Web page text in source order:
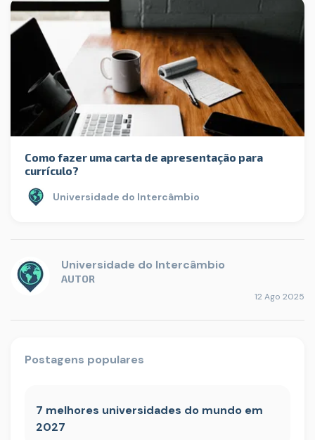
Como fazer uma carta de apresentação para
currículo?
Universidade do Intercâmbio
Universidade do Intercâmbio
AUTOR
12 Ago 2025
Postagens populares
7 melhores universidades do mundo em
2027